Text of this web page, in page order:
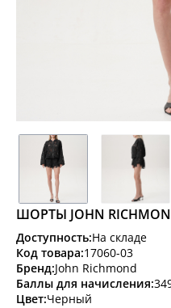
ШОРТЫ JOHN
Доступность:На складе
Код товара:17060-03
Бренд:John Richmond
Баллы для начисления:
Цвет:Черный